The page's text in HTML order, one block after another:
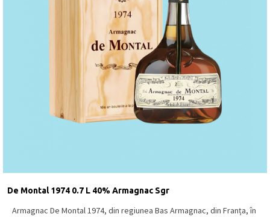
De Montal 1974 0.7 L 40% Armagnac Sgr
Armagnac De Montal 1974, din regiunea Bas Armagnac, din Franța, în